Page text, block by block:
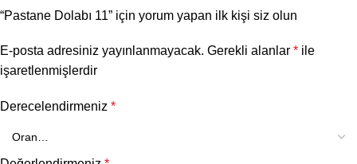
“Pastane Dolabı 11” için yorum yapan ilk kişi siz olun
E-posta adresiniz yayınlanmayacak. Gerekli alanlar * ile
işaretlenmişlerdir
Derecelendirmeniz *